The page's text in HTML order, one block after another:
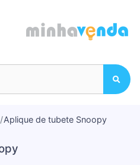
Aplique de tubete Snoopy